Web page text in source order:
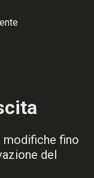
modifiche fino
del